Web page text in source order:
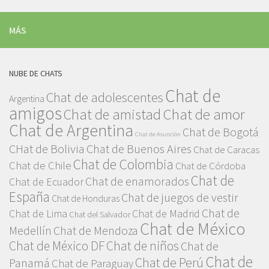
MÁS
NUBE DE CHATS
Argentina Chat de adolescentesChat de
amigosChat de amistad Chat de amor
Chat de Argentina Chat de Asunción Chat de Bogotá
CHat de Bolivia Chat de Buenos Aires Chat de Caracas
Chat de Chile Chat de Colombia Chat de Córdoba
Chat de EcuadorChat de enamorados Chat de
España Chat de Honduras Chat de juegos de vestir
Chat de Lima Chat del Salvador Chat de Madrid Chat de
Medellín Chat de Mendoza Chat de México
Chat de México DFChat de niñosChat de
Panamá Chat de ParaguayChat de Perú Chat de